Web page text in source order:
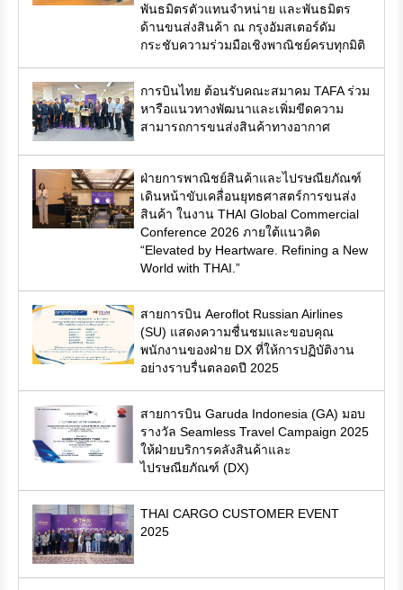
พันธมิตรตัวแทนจำหน่าย และพันธมิตร
ด้านขนส่งสินค้า ณ กรุงอัมสเตอร์ดัม
กระชับความร่วมมือเชิงพาณิชย์ครบทุกมิติ
การบินไทย ต้อนรับคณะสมาคม TAFA ร่วม
หารือแนวทางพัฒนาและเพิ่มขีดความ
สามารถการขนส่งสินค้าทางอากาศ
ฝ่ายการพาณิชย์สินค้าและไปรษณียภัณฑ์
เดินหน้าขับเคลื่อนยุทธศาสตร์การขนส่ง
สินค้า ในงาน THAI Global Commercial
Conference 2026 ภายใต้แนวคิด
“Elevated by Heartware. Refining a New
World with THAI.”
สายการบิน Aeroflot Russian Airlines
(SU) แสดงความชื่นชมและขอบคุณ
พนักงานของฝ่าย DX ที่ให้การปฏิบัติงาน
อย่างราบรื่นตลอดปี 2025
สายการบิน Garuda Indonesia (GA) มอบ
รางวัล Seamless Travel Campaign 2025
ให้ฝ่ายบริการคลังสินค้าและ
ไปรษณียภัณฑ์ (DX)
THAI CARGO CUSTOMER EVENT
2025